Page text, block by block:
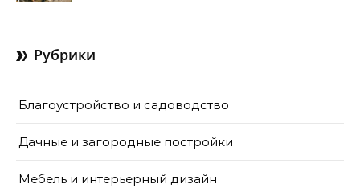
Рубрики
Благоустройство и садоводство
Дачные и загородные постройки
Мебель и интерьерный дизайн